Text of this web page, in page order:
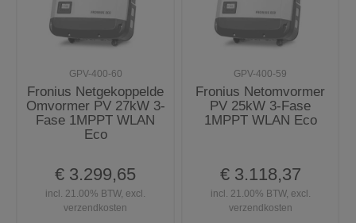
GPV-400-60
Fronius Netgekoppelde
Omvormer PV 27kW 3-
Fase 1MPPT WLAN
Eco
€ 3.299,65
incl. 21.00% BTW, excl.
verzendkosten
GPV-400-59
Fronius Netomvormer
PV 25kW 3-Fase
1MPPT WLAN Eco
€ 3.118,37
incl. 21.00% BTW, excl.
verzendkosten